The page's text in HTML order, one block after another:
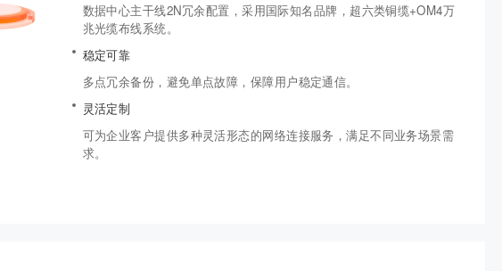
数据中心主干线2N冗余配置，采用国际知名品牌，超六类铜缆+OM4万
兆光缆布线系统。
稳定可靠
多点冗余备份，避免单点故障，保障用户稳定通信。
灵活定制
可为企业客户提供多种灵活形态的网络连接服务，满足不同业务场景需
求。